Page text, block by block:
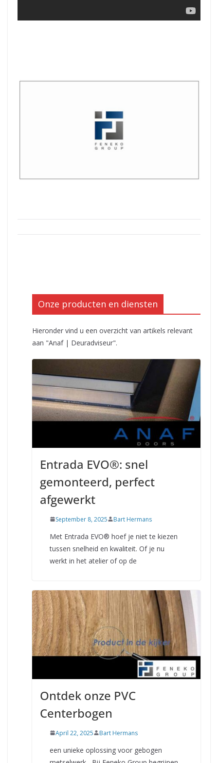
Onze producten en diensten
Hieronder vind u een overzicht van artikels relevant
aan "Anaf | Deuradviseur".
Entrada EVO®: snel
gemonteerd, perfect
afgewerkt
September 8, 2025 Bart Hermans
Met Entrada EVO® hoef je niet te kiezen
tussen snelheid en kwaliteit. Of je nu
werkt in het atelier of op de
Ontdek onze PVC
Centerbogen
April 22, 2025 Bart Hermans
een unieke oplossing voor gebogen